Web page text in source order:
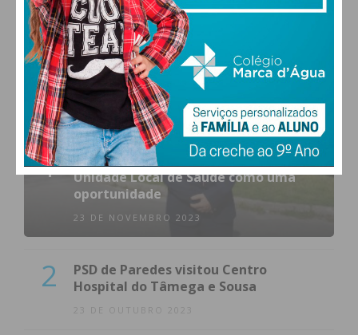
1
(VÍDEO) Carlos Alberto Silva vê
Unidade Local de Saúde como uma
oportunidade
23 DE NOVEMBRO 2023
2
PSD de Paredes visitou Centro
Hospital do Tâmega e Sousa
23 DE OUTUBRO 2023